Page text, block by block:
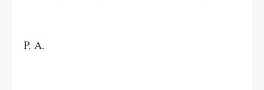
P. A.